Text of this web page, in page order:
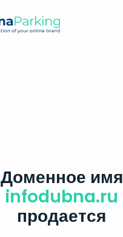
Доменное имя
infodubna.ru
продается